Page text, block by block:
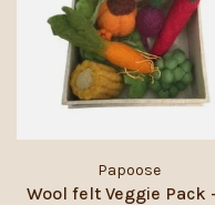
Papoose
Wool felt Veggie Pack